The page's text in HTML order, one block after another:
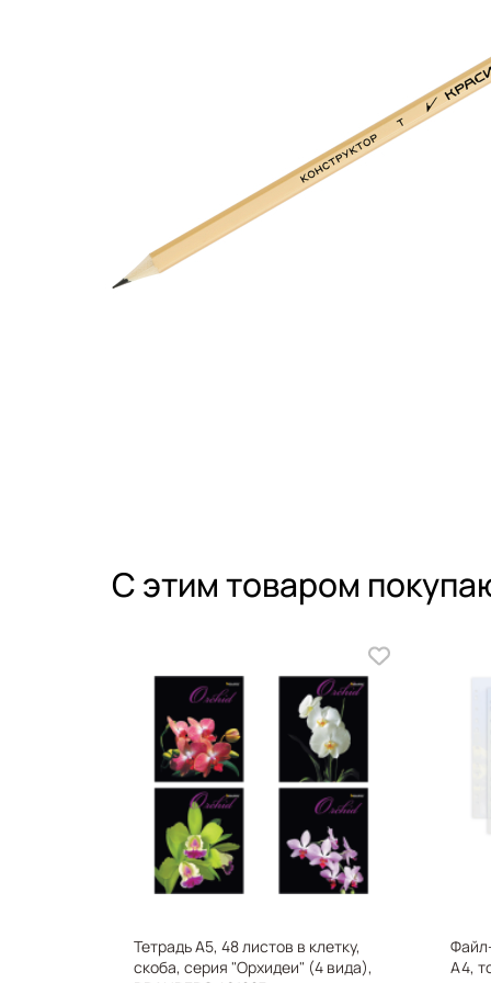
С этим товаром
Тетрадь А5, 48 листов в клетку,
скоба, серия "Орхидеи" (4 вида),
А4,